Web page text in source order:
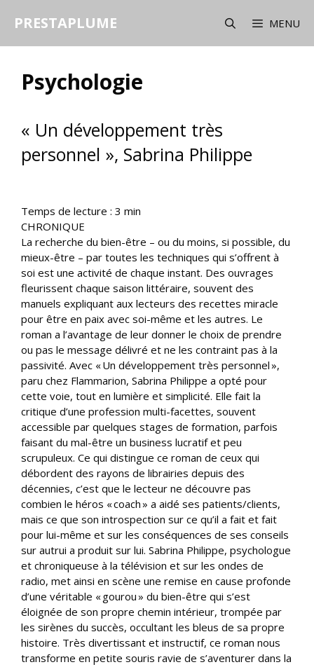
PRESTAPLUME MENU
Psychologie
« Un développement très
personnel », Sabrina Philippe
Temps de lecture : 3 min
CHRONIQUE
La recherche du bien-être – ou du moins, si possible, du
mieux-être – par toutes les techniques qui s’offrent à
soi est une activité de chaque instant. Des ouvrages
fleurissent chaque saison littéraire, souvent des
manuels expliquant aux lecteurs des recettes miracle
pour être en paix avec soi-même et les autres. Le
roman a l’avantage de leur donner le choix de prendre
ou pas le message délivré et ne les contraint pas à la
passivité. Avec « Un développement très personnel »,
paru chez Flammarion, Sabrina Philippe a opté pour
cette voie, tout en lumière et simplicité. Elle fait la
critique d’une profession multi-facettes, souvent
accessible par quelques stages de formation, parfois
faisant du mal-être un business lucratif et peu
scrupuleux. Ce qui distingue ce roman de ceux qui
débordent des rayons de librairies depuis des
décennies, c’est que le lecteur ne découvre pas
combien le héros « coach » a aidé ses patients/clients,
mais ce que son introspection sur ce qu’il a fait et fait
pour lui-même et sur les conséquences de ses conseils
sur autrui a produit sur lui. Sabrina Philippe, psychologue
et chroniqueuse à la télévision et sur les ondes de
radio, met ainsi en scène une remise en cause profonde
d’une véritable « gourou » du bien-être qui s’est
éloignée de son propre chemin intérieur, trompée par
les sirènes du succès, occultant les bleus de sa propre
histoire. Très divertissant et instructif, ce roman nous
transforme en petite souris ravie de s’aventurer dans la